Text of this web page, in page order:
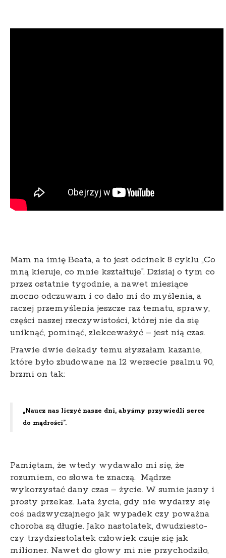
Mam na imię Beata, a to jest odcinek 8 cyklu „Co
mną kieruje, co mnie kształtuje”. Dzisiaj o tym co
przez ostatnie tygodnie, a nawet miesiące
mocno odczuwam i co dało mi do myślenia, a
raczej przemyślenia jeszcze raz tematu, sprawy,
części naszej rzeczywistości, której nie da się
uniknąć, pominąć, zlekceważyć – jest nią czas.
Prawie dwie dekady temu słyszałam kazanie,
które było zbudowane na 12 wersecie psalmu 90,
brzmi on tak:
„Naucz nas liczyć nasze dni, abyśmy przywiedli serce
do mądrości”.
Pamiętam, że wtedy wydawało mi się, że
rozumiem, co słowa te znaczą. Mądrze
wykorzystać dany czas – życie. W sumie jasny i
prosty przekaz. Lata życia, gdy nie wydarzy się
coś nadzwyczajnego jak wypadek czy poważna
choroba są długie. Jako nastolatek, dwudziesto-
czy trzydziestolatek człowiek czuje się jak
milioner. Nawet do głowy mi nie przychodziło,